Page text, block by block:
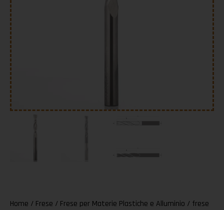
Home / Frese / Frese per Materie Plastiche e Alluminio / frese